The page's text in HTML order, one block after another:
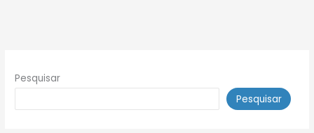
Pesquisar
Pesquisar